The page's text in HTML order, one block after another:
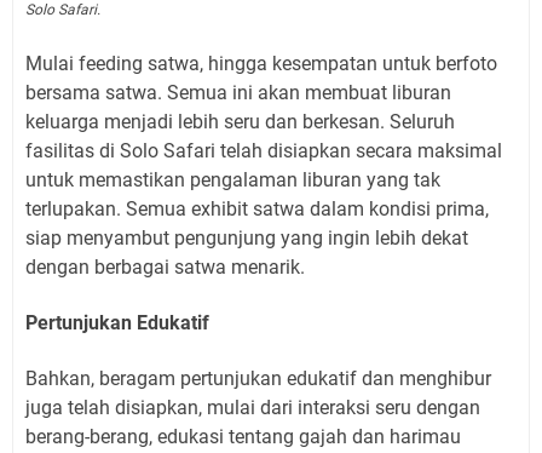
Solo Safari.
Mulai feeding satwa, hingga kesempatan untuk berfoto
bersama satwa. Semua ini akan membuat liburan
keluarga menjadi lebih seru dan berkesan. Seluruh
fasilitas di Solo Safari telah disiapkan secara maksimal
untuk memastikan pengalaman liburan yang tak
terlupakan. Semua exhibit satwa dalam kondisi prima,
siap menyambut pengunjung yang ingin lebih dekat
dengan berbagai satwa menarik.
Pertunjukan Edukatif
Bahkan, beragam pertunjukan edukatif dan menghibur
juga telah disiapkan, mulai dari interaksi seru dengan
berang-berang, edukasi tentang gajah dan harimau